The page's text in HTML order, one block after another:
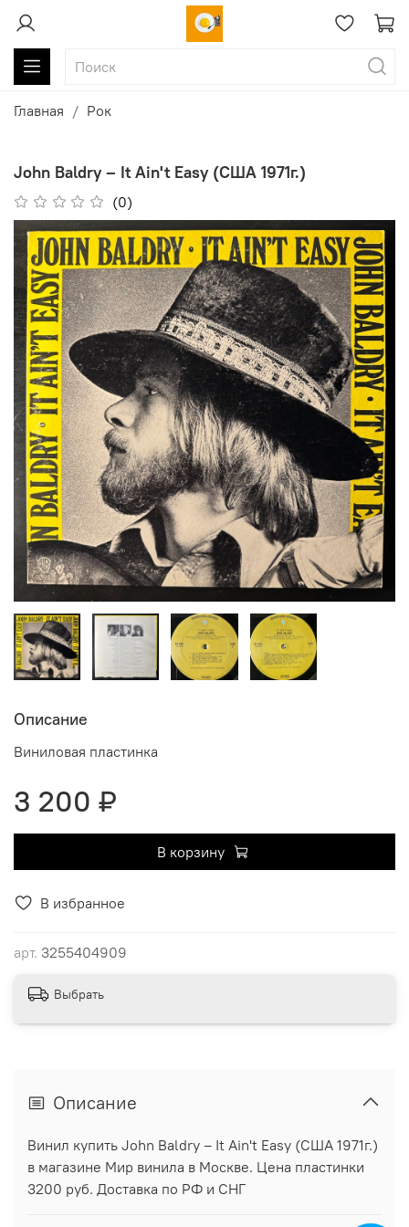
Главная Рок
John Baldry ‎– It Ain't Easy (США 1971г.)
(0)
В избранное
арт. 3255404909
Описание
Виниловая пластинка
3 200 ₽
В корзину
Выбрать
Описание
Винил купить John Baldry ‎– It Ain't Easy (США 1971г.)
в магазине Мир винила в Москве. Цена пластинки
3200 руб. Доставка по РФ и СНГ